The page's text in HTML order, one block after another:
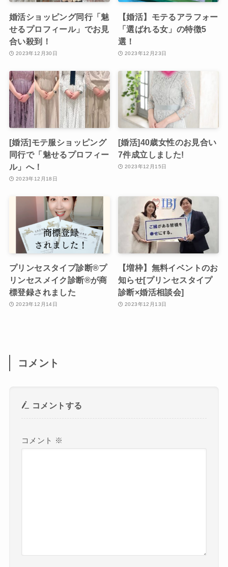
婚活ショッピング同行「魅
せるプロフィール」でお見
合い殺到！
2023年12月30日
【婚活】モテるアラフォー
「選ばれる女」の特徴5
選！
2023年12月23日
[婚活]モテ服ショッピング
同行で「魅せるプロフィー
ル」へ！
2023年12月18日
[婚活]40歳女性のお見合い
7件成立しました!
2023年12月15日
プリンセスタイプ診断®︎プ
リンセスメイク診断®︎が商
標登録されました
2023年12月14日
【増枠】無料イベントのお
知らせ[プリンセスタイプ
診断×婚活相談会]
2023年12月13日
コメント
コメントする
コメント ※